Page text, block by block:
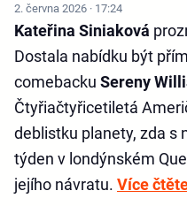
2. června 2026 · 17:24
Kateřina Siniaková
Dostala nabídku být
comebacku Sereny
Čtyřiačtyřicetiletá
deblistku planety, zda s
týden v londýnském
jejího návratu. Více